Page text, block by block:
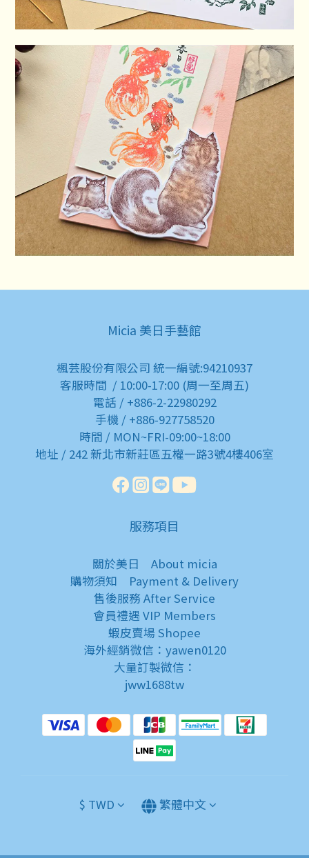
Micia 美日手藝館
楓芸股份有限公司 統一編號:94210937
客服時間 / 10:00-17:00 (周一至周五)
電話 / +886-2-22980292
手機 / +886-927758520
時間 / MON~FRI-09:00~18:00
地址 / 242 新北市新莊區五權一路3號4樓406室
服務項目
關於美日 About micia
購物須知 Payment & Delivery
售後服務 After Service
會員禮遇 VIP Members
蝦皮賣場 Shopee
海外經銷微信：yawen0120
大量訂製微信：
jww1688tw
$ TWD 繁體中文